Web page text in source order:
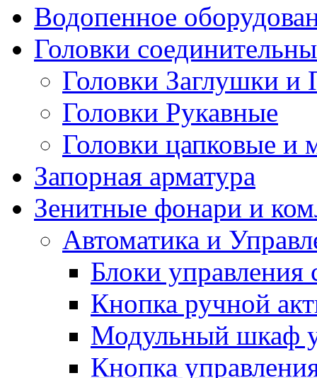
Водопенное
Головки
Головки Заглушки и
Головки Рукавные
Головки цапковые и
Запорная арматура
Зенитные фонари и
Автоматика и
Блоки
Кнопка ручной
Модульный шкаф
Кнопка